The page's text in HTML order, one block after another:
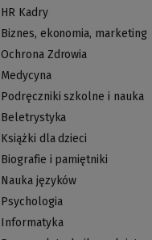
HR Kadry
Biznes, ekonomia, marketing
Ochrona Zdrowia
Medycyna
Podręczniki szkolne i nauka
Beletrystyka
Książki dla dzieci
Biografie i pamiętniki
Nauka języków
Psychologia
Informatyka